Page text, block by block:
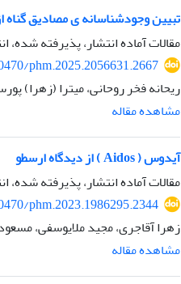
تبیین وجودشناسانه ی مصادیق گناه
مقالات آماده انتشار، پذیرفته شده،
phm.2025.2056631.2667
ریحانه فخر روحانی، میترا (زهرا)
مشاهده مقاله
آیدوس ( Aidos ) از دیدگاه ارسطو
مقالات آماده انتشار، پذیرفته شده،
phm.2023.1986295.2344
زهرا آقاجری، مجید ملایوسفی،
مشاهده مقاله